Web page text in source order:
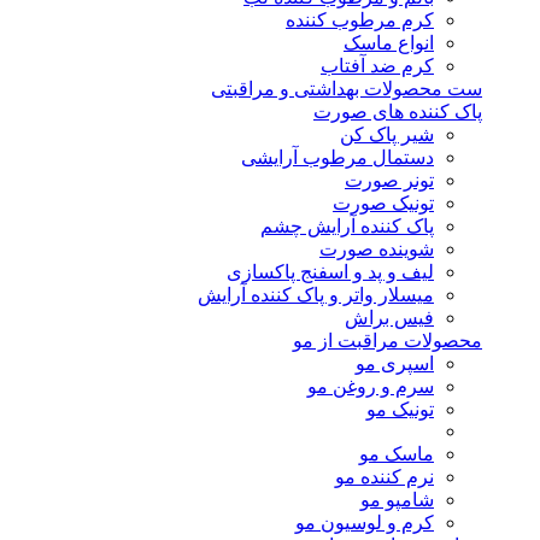
کرم مرطوب کننده
انواع ماسک
کرم ضد آفتاب
ست محصولات بهداشتی و مراقبتی
پاک کننده های صورت
شیر پاک کن
دستمال مرطوب آرایشی
تونر صورت
تونیک صورت
پاک کننده آرایش چشم
شوینده صورت
لیف و پد و اسفنج پاکسازی
میسلار واتر و پاک کننده آرایش
فیس براش
محصولات مراقبت از مو
اسپری مو
سرم و روغن مو
تونیک مو
ماسک مو
نرم کننده مو
شامپو مو
کرم و لوسیون مو